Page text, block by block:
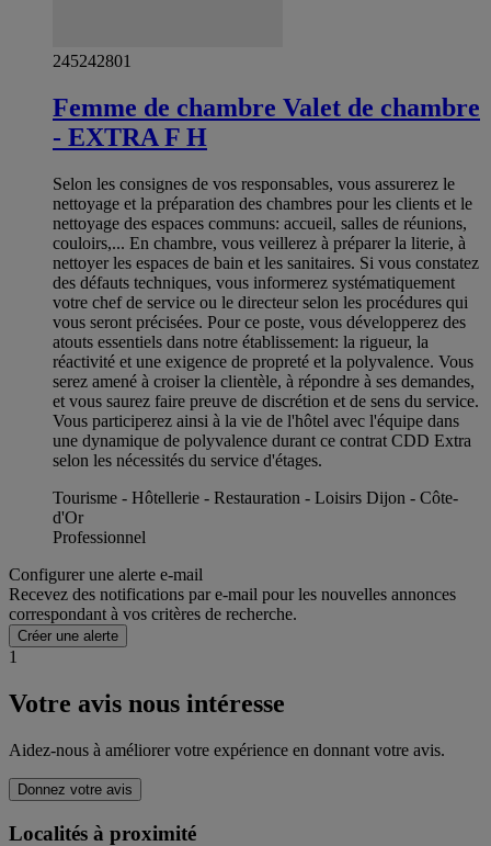
245242801
Femme de chambre Valet de chambre
- EXTRA F H
Selon les consignes de vos responsables, vous assurerez le
nettoyage et la préparation des chambres pour les clients et le
nettoyage des espaces communs: accueil, salles de réunions,
couloirs,... En chambre, vous veillerez à préparer la literie, à
nettoyer les espaces de bain et les sanitaires. Si vous constatez
des défauts techniques, vous informerez systématiquement
votre chef de service ou le directeur selon les procédures qui
vous seront précisées. Pour ce poste, vous développerez des
atouts essentiels dans notre établissement: la rigueur, la
réactivité et une exigence de propreté et la polyvalence. Vous
serez amené à croiser la clientèle, à répondre à ses demandes,
et vous saurez faire preuve de discrétion et de sens du service.
Vous participerez ainsi à la vie de l'hôtel avec l'équipe dans
une dynamique de polyvalence durant ce contrat CDD Extra
selon les nécessités du service d'étages.
Tourisme - Hôtellerie - Restauration - Loisirs Dijon - Côte-
d'Or
Professionnel
Configurer une alerte e-mail
Recevez des notifications par e-mail pour les nouvelles annonces
correspondant à vos critères de recherche.
Créer une alerte
1
Votre avis nous intéresse
Aidez-nous à améliorer votre expérience en donnant votre avis.
Donnez votre avis
Localités à proximité